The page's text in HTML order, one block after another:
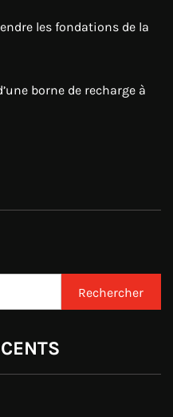
les fondations de la
borne de recharge à